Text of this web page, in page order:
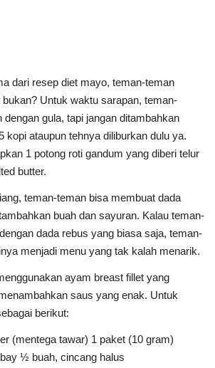
dari resep diet mayo, teman-teman
Untuk waktu sarapan, teman-
dengan gula, tapi jangan ditambahkan
kopi ataupun tehnya diliburkan dulu ya.
1 potong roti gandum yang diberi telur
butter.
teman-teman bisa membuat dada
buah dan sayuran. Kalau teman-
dada rebus yang biasa saja, teman-
menjadi menu yang tak kalah menarik.
ayam breast fillet yang
saus yang enak. Untuk
berikut:
(mentega tawar) 1 paket (10 gram)
½ buah, cincang halus